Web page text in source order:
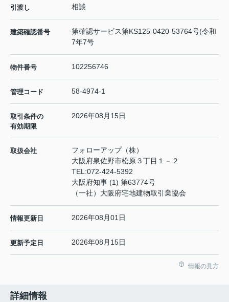
引渡し 相談
建築確認番号
第確認サービス第KS125-0420-53764号(令和
7年7号
物件番号 102256746
管理コード 58-4974-1
取引条件の
有効期限
2026年08月15日
取扱会社
フォローアップ（株）
大阪府泉佐野市松原３丁目１－２
TEL:072-424-5392
大阪府知事 (1) 第63774号
（一社）大阪府宅地建物取引業協会
情報更新日 2026年08月01日
更新予定日 2026年08月15日
情報の見方
詳細情報